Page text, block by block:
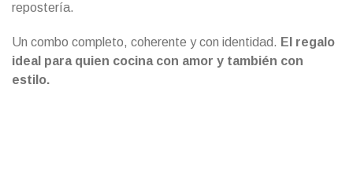
repostería.
Un combo completo, coherente y con identidad. El regalo
ideal para quien cocina con amor y también con
estilo.